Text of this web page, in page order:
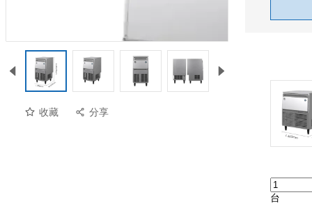
收藏 分享
台